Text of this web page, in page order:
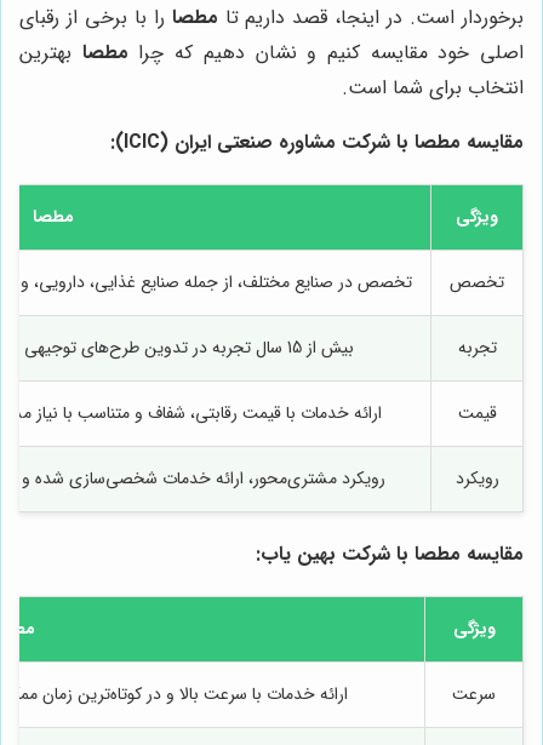
برخوردار است. در اینجا، قصد داریم تا مطصا را با برخی از رقبای
اصلی خود مقایسه کنیم و نشان دهیم که چرا مطصا بهترین
انتخاب برای شما است.
مقایسه مطصا با شرکت مشاوره صنعتی ایران (ICIC):
ویژگی مطصا
تخصص تخصص در صنایع مختلف، از جمله صنایع غذایی، دارویی، و
تجربه بیش از 15 سال تجربه در تدوین طرح‌های توجیهی موفق برای کسب‌وکارهای کوچک و بزرگ
قیمت ارائه خدمات با قیمت رقابتی، شفاف و متناسب با نیاز
رویکرد رویکرد مشتری‌محور، ارائه خدمات شخصی‌سازی شده و
مقایسه مطصا با شرکت بهین یاب:
ویژگی
سرعت ارائه خدمات با سرعت بالا و در کوتاه‌ترین زمان